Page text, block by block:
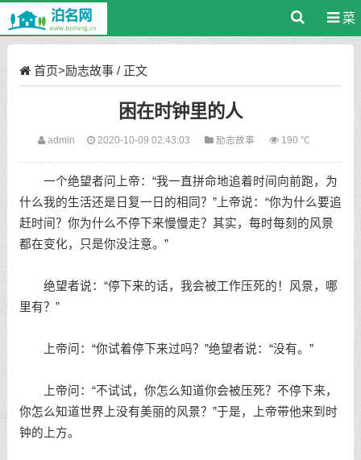
菜
首页>励志故事/ 正文
困在时钟里的人
admin 2020-10-09 02:43:03 励志故事 190 ℃
一个绝望者问上帝：“我一直拼命地追着时间向前跑，为
什么我的生活还是日复一日的相同？”上帝说：“你为什么要追
赶时间？你为什么不停下来慢慢走？其实，每时每刻的风景
都在变化，只是你没注意。”
绝望者说：“停下来的话，我会被工作压死的！风景，哪
里有？”
上帝问：“你试着停下来过吗？”绝望者说：“没有。”
上帝问：“不试试，你怎么知道你会被压死？不停下来，
你怎么知道世界上没有美丽的风景？”于是，上帝带他来到时
钟的上方。